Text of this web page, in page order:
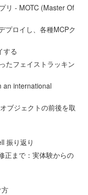
リ - MOTC (Master Of
プロイし、各種MCPク
する
たフェイストラッキン
an international
ブジェクトの前後を取
振り返り
正まで：実体験からの